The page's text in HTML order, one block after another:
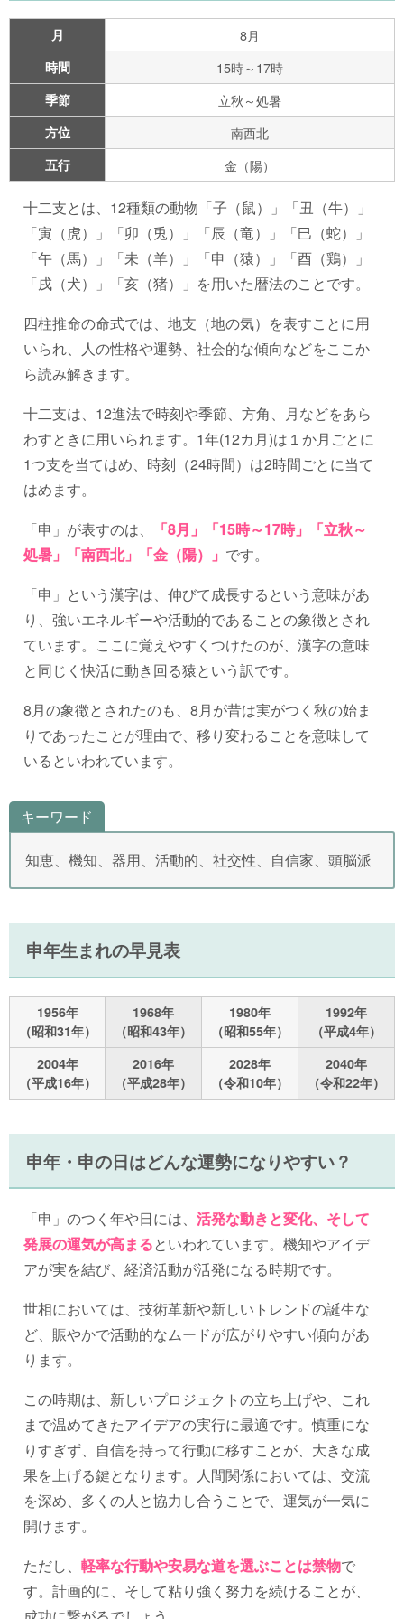
月 8月
時間 15時～17時
季節 立秋～処暑
方位 南西北
五行 金（陽）
十二支とは、12種類の動物「子（鼠）」「丑（牛）」
「寅（虎）」「卯（兎）」「辰（竜）」「巳（蛇）」
「午（馬）」「未（羊）」「申（猿）」「酉（鶏）」
「戌（犬）」「亥（猪）」を用いた暦法のことです。
四柱推命の命式では、地支（地の気）を表すことに用
いられ、人の性格や運勢、社会的な傾向などをここか
ら読み解きます。
十二支は、12進法で時刻や季節、方角、月などをあら
わすときに用いられます。1年(12カ月)は１か月ごとに
1つ支を当てはめ、時刻（24時間）は2時間ごとに当て
はめます。
「申」が表すのは、
「8月」「15時～17時」「立秋～
処暑」「南西北」「金（陽）」 です。
「申」という漢字は、伸びて成長するという意味があ
り、強いエネルギーや活動的であることの象徴とされ
ています。ここに覚えやすくつけたのが、漢字の意味
と同じく快活に動き回る猿という訳です。
8月の象徴とされたのも、8月が昔は実がつく秋の始ま
りであったことが理由で、移り変わることを意味して
いるといわれています。
キーワード
知恵、機知、器用、活動的、社交性、自信家、頭脳派
申年生まれの早見表
1956年
（昭和31年）
1968年
（昭和43年）
1980年
（昭和55年）
1992年
（平成4年）
2004年
（平成16年）
2016年
（平成28年）
2028年
（令和10年）
2040年
（令和22年）
申年・申の日はどんな運勢になりやすい？
「申」のつく年や日には、 活発な動きと変化、そして
発展の運気が高まるといわれています。機知やアイデ
アが実を結び、経済活動が活発になる時期です。
世相においては、技術革新や新しいトレンドの誕生な
ど、賑やかで活動的なムードが広がりやすい傾向があ
ります。
この時期は、新しいプロジェクトの立ち上げや、これ
まで温めてきたアイデアの実行に最適です。慎重にな
りすぎず、自信を持って行動に移すことが、大きな成
果を上げる鍵となります。人間関係においては、交流
を深め、多くの人と協力し合うことで、運気が一気に
開けます。
ただし、 軽率な行動や安易な道を選ぶことは禁物で
す。計画的に、そして粘り強く努力を続けることが、